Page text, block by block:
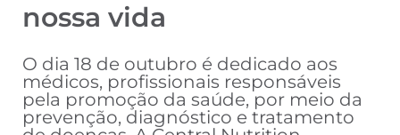
nossa vida
O dia 18 de outubro é dedicado aos
médicos, profissionais responsáveis
pela promoção da saúde, por meio da
prevenção, diagnóstico e tratamento